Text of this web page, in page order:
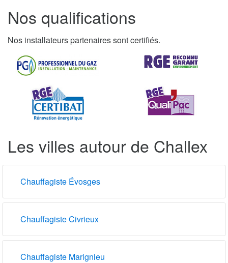
Nos qualifications
Nos installateurs partenaires sont certifiés.
Les villes autour de Challex
Chauffagiste Évosges
Chauffagiste Civrieux
Chauffagiste Marignieu